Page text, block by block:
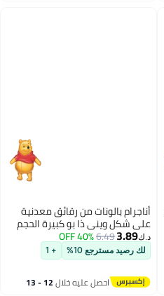
أناجرام بالونات من رقائق معدنية
على شكل ويني ذا بو كبيرة الحجم
لتزيين حفلات أعياد الميلاد
د.ك‏3.89
6.49
40% OFF
لك رصيد مسترجع 10% + 1
احصل عليه خلال 12 - 13